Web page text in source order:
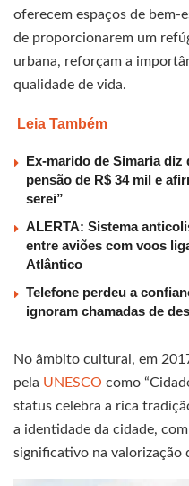
oferecem espaços de bem-
de proporcionarem um
urbana, reforçam a
qualidade de vida.
Leia Também
Ex-marido de Simaria diz
pensão de R$ 34 mil e
serei”
ALERTA: Sistema
entre aviões com voos
Atlântico
Telefone perdeu a
ignoram chamadas de
No âmbito cultural, em
pela UNESCO como
status celebra a rica
a identidade da cidade,
significativo na valorização